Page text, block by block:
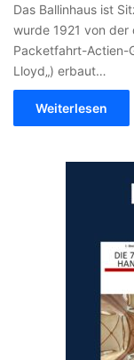
Das Ballinhaus ist
wurde 1921 von der
Packetfahrt-Actien-
Lloyd„) erbaut…
Weiterlesen